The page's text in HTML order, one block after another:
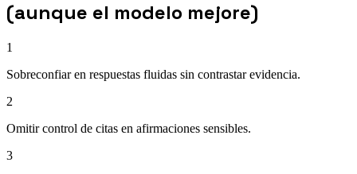
(aunque el modelo mejore)
1
Sobreconfiar en respuestas fluidas sin contrastar evidencia.
2
Omitir control de citas en afirmaciones sensibles.
3